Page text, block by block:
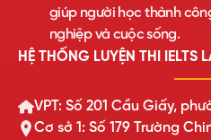
giúp người học thành
nghiệp và cuộc sống.
HỆ THỐNG LUYỆN THI IELTS
VPT: Số 201 Cầu Giấy,
Cơ sở 1: Số 179 Trường